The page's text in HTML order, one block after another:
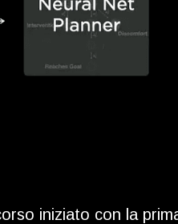
iniziato con la